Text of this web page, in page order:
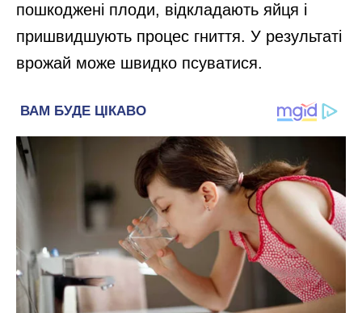
пошкоджені плоди, відкладають яйця і
пришвидшують процес гниття. У результаті
врожай може швидко псуватися.